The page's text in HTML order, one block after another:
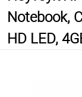
Notebook,
HD LED,